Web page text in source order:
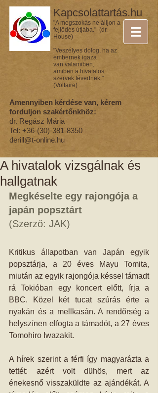
Kapcsolattartás.hu
"A megszokás ne álljon a
fejlődés útjába." (dr.
House)
"Veszélyes dolog, ha az
embernek igaza
van valamiben,
amiben a hivatalos
szervek tévednek."
(Voltaire)
Amennyiben kérdése van, kérem
forduljon szakértőnkhöz:
dr. Regász Mária
Tel: +36-(30)-381-8350
derill@t-online.hu
A hivatalok vizsgálnak és
hallgatnak
Megkéselte egy rajongója a
japán popsztárt
(Szerző: JAK)
Kritikus állapotban van Japán egyik
popsztárja, a 20 éves Mayu Tomita,
miután az egyik rajongója késsel támadt
rá Tokióban egy koncert előtt, írja a
BBC. Közel két tucat szúrás érte a
nyakán és a mellkasán. A rendőrség a
helyszínen elfogta a támadót, a 27 éves
Tomohiro Iwazakit.
A hírek szerint a férfi így magyarázta a
tettét: azért volt dühös, mert az
énekesnő visszaküldte az ajándékát. A